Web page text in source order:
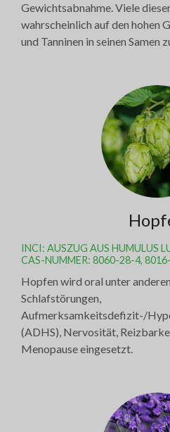
Gewichtsabnahme. Viele
wahrscheinlich auf den hohen
und Tanninen in seinen Samen
INCI: AUSZUG AUS HUMULUS
CAS-NUMMER: 8060-28-4,
Hopfen wird oral unter
Schlafstörungen,
Aufmerksamkeitsdefizit-/
(ADHS), Nervosität,
Menopause eingesetzt.